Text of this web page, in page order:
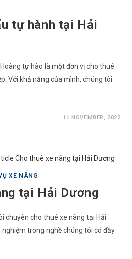
tự hành tại Hải
tự hào là một đơn vị cho thuê
Với khả năng của mình, chúng tôi
11 NOVEMBER, 2022
XE NÂNG
tại Hải Dương
chuyên cho thuê xe nâng tại Hải
nghiệm trong nghề chúng tôi có đầy